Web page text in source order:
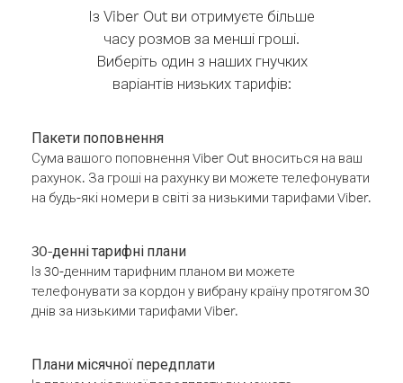
Із Viber Out ви отримуєте більше
часу розмов за менші гроші.
Виберіть один з наших гнучких
варіантів низьких тарифів:
Пакети поповнення
Сума вашого поповнення Viber Out вноситься на ваш
рахунок. За гроші на рахунку ви можете телефонувати
на будь-які номери в світі за низькими тарифами Viber.
30-денні тарифні плани
Із 30-денним тарифним планом ви можете
телефонувати за кордон у вибрану країну протягом 30
днів за низькими тарифами Viber.
Плани місячної передплати